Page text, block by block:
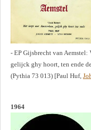
- EP Gijsbrecht van
gelijck ghy hoort, ten ende
(Pythia 73 013) [Paul Huf,
1964